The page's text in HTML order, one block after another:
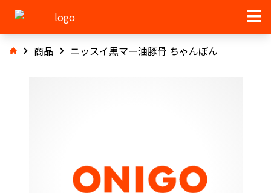
商品 ニッスイ黒マー油豚骨 ちゃんぽん